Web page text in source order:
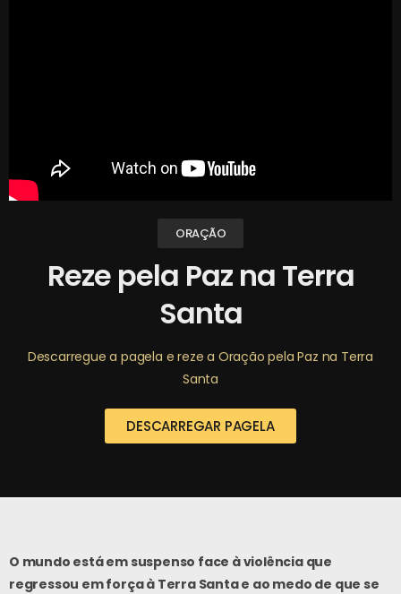
ORAÇÃO
Reze pela Paz na Terra
Santa
Descarregue a pagela e reze a Oração pela Paz na Terra
Santa
DESCARREGAR PAGELA
O mundo está em suspenso face à violência que
regressou em força à Terra Santa e ao medo de que se